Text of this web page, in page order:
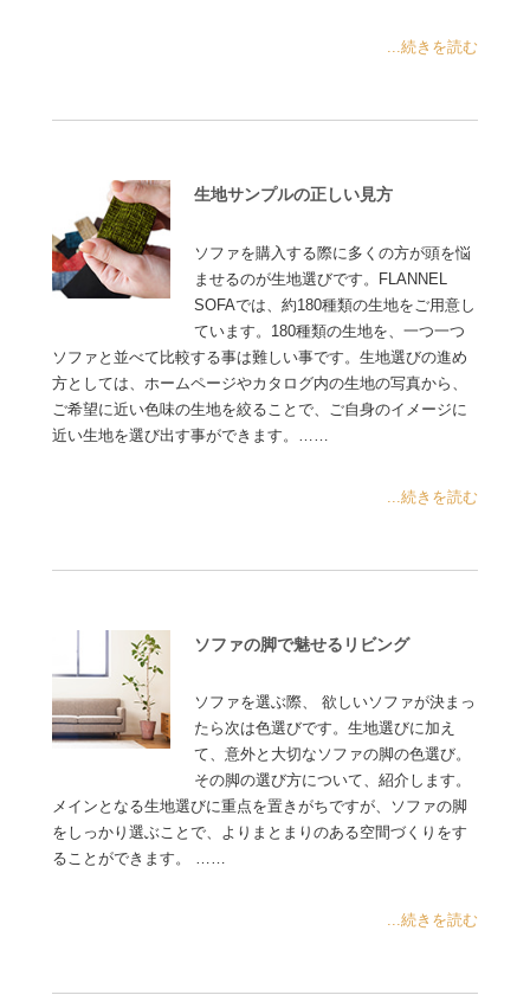
...続きを読む
生地サンプルの正しい見方
ソファを購入する際に多くの方が頭を悩
ませるのが生地選びです。FLANNEL
SOFAでは、約180種類の生地をご用意し
ています。180種類の生地を、一つ一つ
ソファと並べて比較する事は難しい事です。生地選びの進め
方としては、ホームページやカタログ内の生地の写真から、
ご希望に近い色味の生地を絞ることで、ご自身のイメージに
近い生地を選び出す事ができます。……
...続きを読む
ソファの脚で魅せるリビング
ソファを選ぶ際、 欲しいソファが決まっ
たら次は色選びです。生地選びに加え
て、意外と大切なソファの脚の色選び。
その脚の選び方について、紹介します。
メインとなる生地選びに重点を置きがちですが、ソファの脚
をしっかり選ぶことで、よりまとまりのある空間づくりをす
ることができます。 ……
...続きを読む